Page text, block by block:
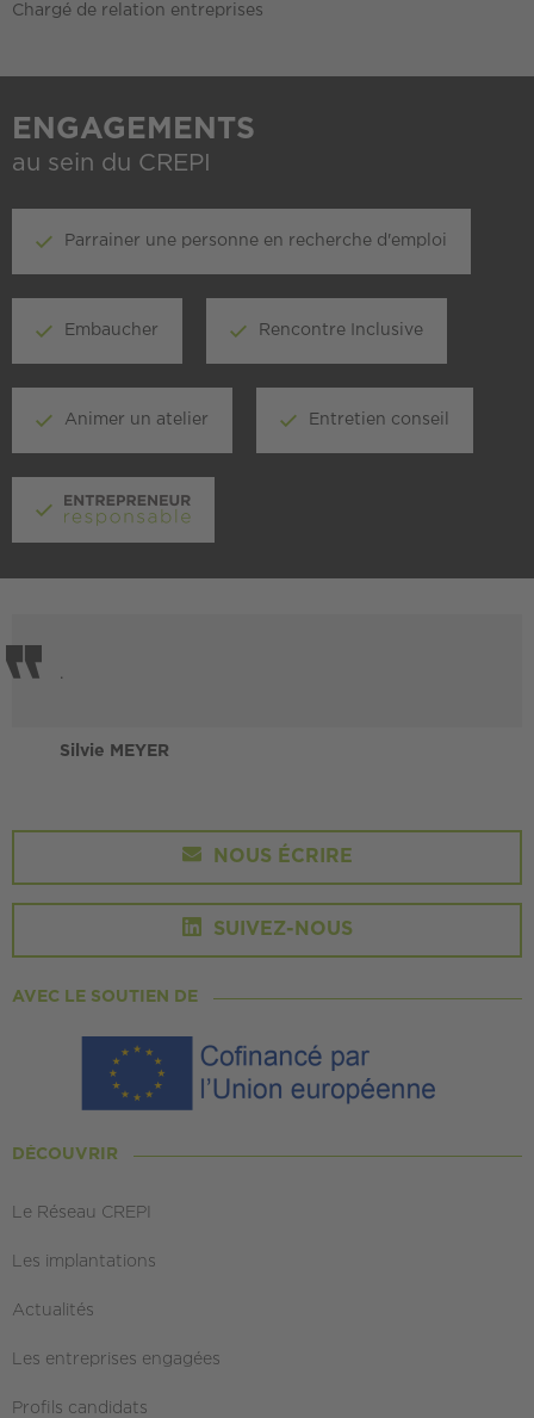
Chargé de relation entreprises
ENGAGEMENTS
au sein du CREPI
Parrainer une personne en recherche d'emploi
Embaucher Rencontre Inclusive
Animer un atelier Entretien conseil
.
Silvie MEYER
NOUS ÉCRIRE
SUIVEZ-NOUS
AVEC LE SOUTIEN DE
DÉCOUVRIR
Le Réseau CREPI
Les implantations
Actualités
Les entreprises engagées
Profils candidats